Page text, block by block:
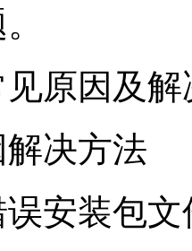
原因及解
决方法
安装包